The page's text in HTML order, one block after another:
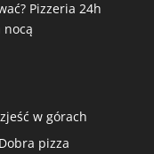
Pizzeria 24h
nocą
w górach
pizza